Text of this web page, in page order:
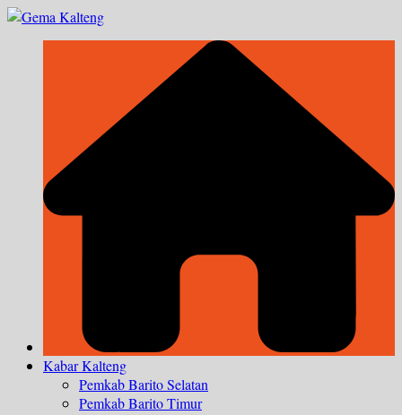
Skip
Kabar Kalteng
Pemkab Barito Selatan
Pemkab Barito Timur